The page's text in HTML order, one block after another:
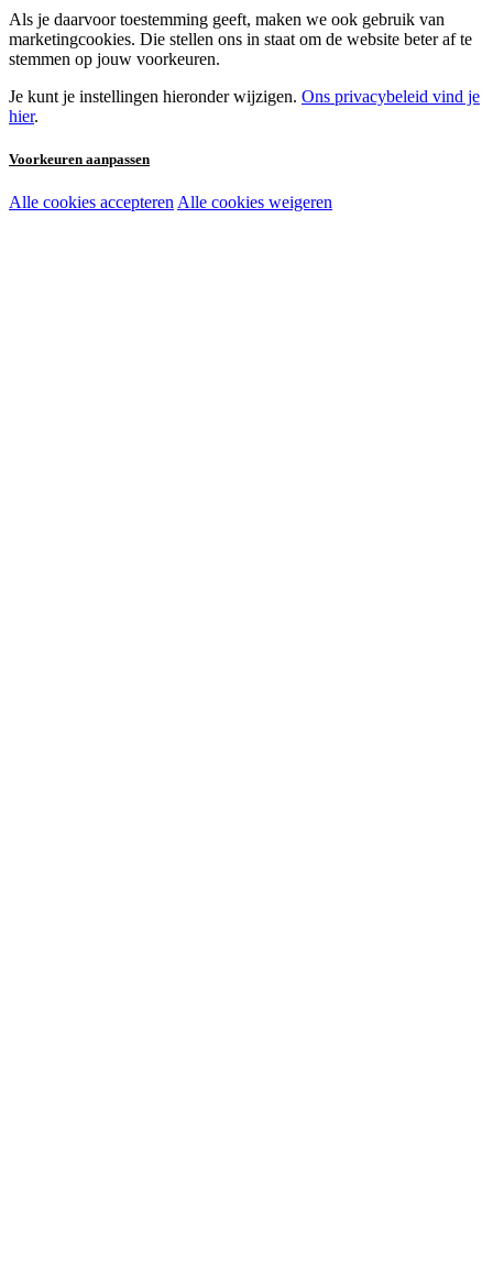
Als je daarvoor toestemming geeft, maken we ook gebruik van
marketingcookies. Die stellen ons in staat om de website beter af te
stemmen op jouw voorkeuren.
Je kunt je instellingen hieronder wijzigen. Ons privacybeleid vind je
hier.
Voorkeuren aanpassen
Noodzakelijke cookies:
Alle cookies accepteren Alle cookies weigeren